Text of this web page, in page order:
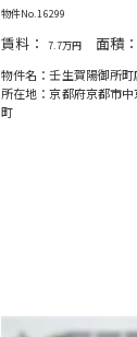
物件No.16299
賃料： 7.7万円面積：
物件名：壬生賀陽御所
所在地：京都府京都市
町